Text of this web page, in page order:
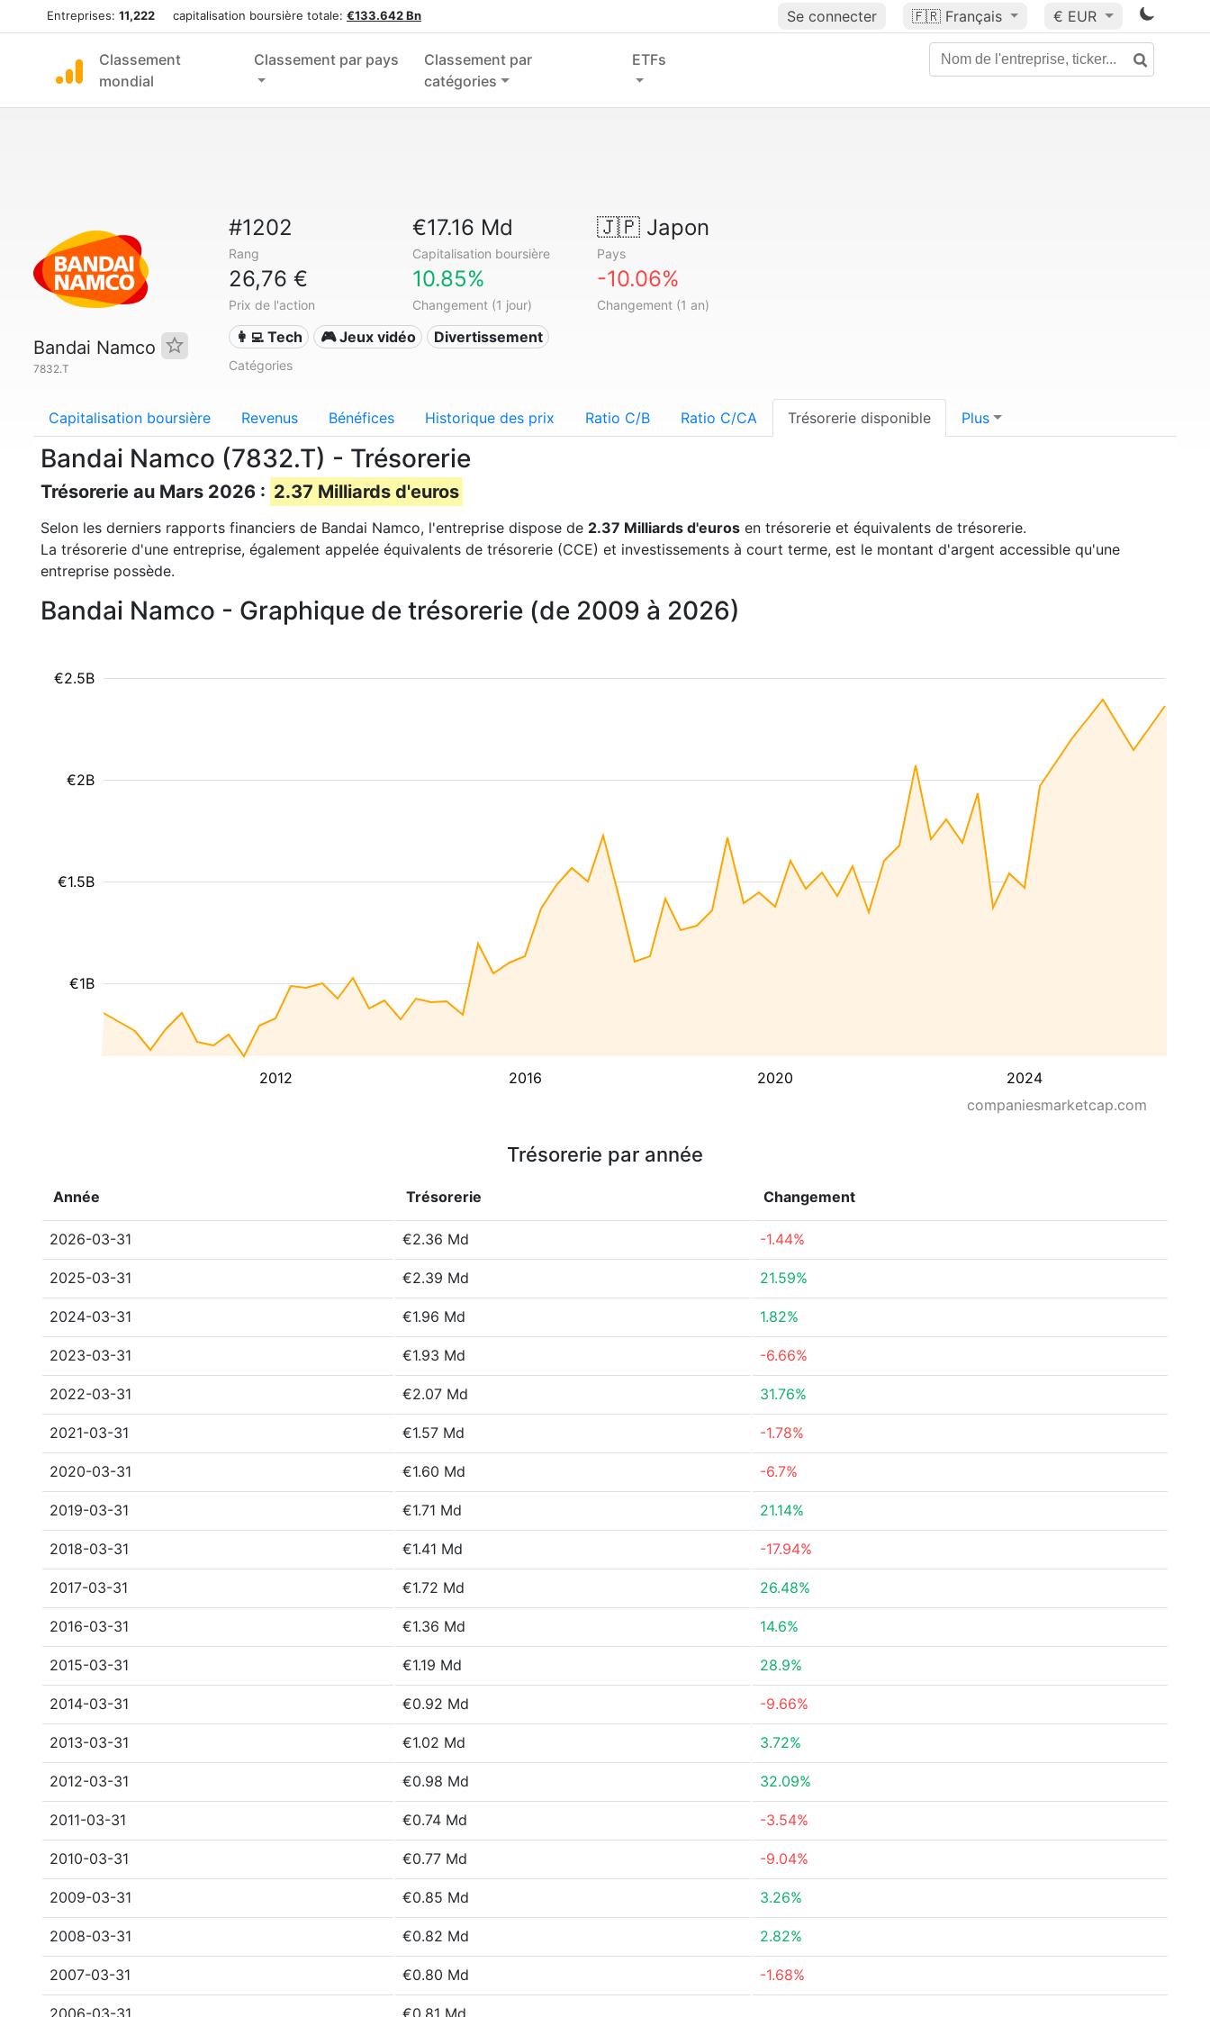
Entreprises: 11,222 capitalisation boursière totale: €133.642 Bn Se connecter 🇫🇷 Français € EUR
Classement
mondial
Classement par pays
Classement par
catégories
ETFs
Bandai Namco
7832.T
#1202
Rang
€17.16 Md
Capitalisation boursière
🇯🇵Japon
Pays
26,76 €
Prix de l'action
10.85%
Changement (1 jour)
-10.06%
Changement (1 an)
👩‍💻 Tech 🎮 Jeux vidéo Divertissement
Catégories
Capitalisation boursière Revenus Bénéfices Historique des prix Ratio C/B Ratio C/CA Trésorerie disponible Plus
Bandai Namco (7832.T) - Trésorerie
Trésorerie au Mars 2026 : 2.37 Milliards d'euros
Selon les derniers rapports financiers de Bandai Namco, l'entreprise dispose de 2.37 Milliards d'euros en trésorerie et équivalents de trésorerie.
La trésorerie d'une entreprise, également appelée équivalents de trésorerie (CCE) et investissements à court terme, est le montant d'argent accessible qu'une
entreprise possède.
Bandai Namco - Graphique de trésorerie (de 2009 à 2026)
2012 2016 2020 2024
€1B
€1.5B
€2B
€2.5B
companiesmarketcap.com
Trésorerie par année
Année Trésorerie Changement
2026-03-31 €2.36 Md -1.44%
2025-03-31 €2.39 Md 21.59%
2024-03-31 €1.96 Md 1.82%
2023-03-31 €1.93 Md -6.66%
2022-03-31 €2.07 Md 31.76%
2021-03-31 €1.57 Md -1.78%
2020-03-31 €1.60 Md -6.7%
2019-03-31 €1.71 Md 21.14%
2018-03-31 €1.41 Md -17.94%
2017-03-31 €1.72 Md 26.48%
2016-03-31 €1.36 Md 14.6%
2015-03-31 €1.19 Md 28.9%
2014-03-31 €0.92 Md -9.66%
2013-03-31 €1.02 Md 3.72%
2012-03-31 €0.98 Md 32.09%
2011-03-31 €0.74 Md -3.54%
2010-03-31 €0.77 Md -9.04%
2009-03-31 €0.85 Md 3.26%
2008-03-31 €0.82 Md 2.82%
2007-03-31 €0.80 Md -1.68%
2006-03-31 €0.81 Md